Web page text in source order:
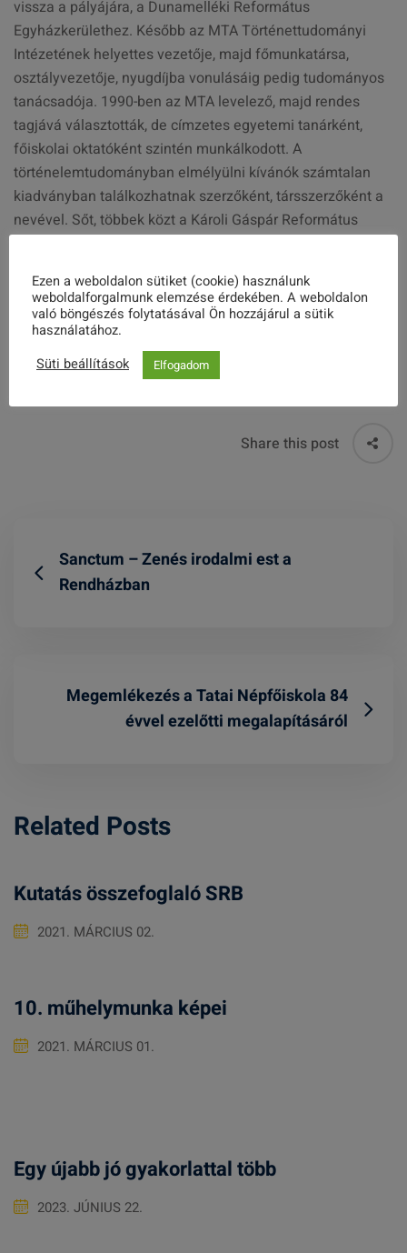
vissza a pályájára, a Dunamelléki Református
Egyházkerülethez. Később az MTA Történettudományi
Intézetének helyettes vezetője, majd főmunkatársa,
osztályvezetője, nyugdíjba vonulásáig pedig tudományos
tanácsadója. 1990-ben az MTA levelező, majd rendes
tagjává választották, de címzetes egyetemi tanárként,
főiskolai oktatóként szintén munkálkodott. A
történelemtudományban elmélyülni kívánók számtalan
kiadványban találkozhatnak szerzőként, társszerzőként a
nevével. Sőt, többek közt a Károli Gáspár Református
gondozza életművét.
Szöveg: Dr. Nagyháziné Szabó Bernadette
Kép: Farkasdi Tünde
Share this post
Sanctum – Zenés irodalmi est a
Rendházban
Megemlékezés a Tatai Népfőiskola 84
évvel ezelőtti megalapításáról
Related Posts
Kutatás összefoglaló SRB
2021. MÁRCIUS 02.
10. műhelymunka képei
2021. MÁRCIUS 01.
Egy újabb jó gyakorlattal több
2023. JÚNIUS 22.
Ezen a weboldalon sütiket (cookie) használunk
weboldalforgalmunk elemzése érdekében. A weboldalon
való böngészés folytatásával Ön hozzájárul a sütik
használatához.
Süti beállítások
Elfogadom